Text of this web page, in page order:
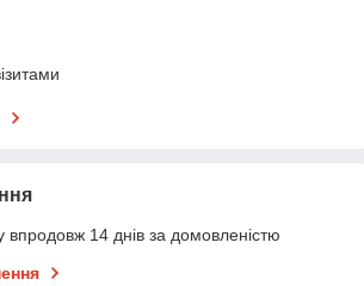
впродовж 14 днів за домовленістю